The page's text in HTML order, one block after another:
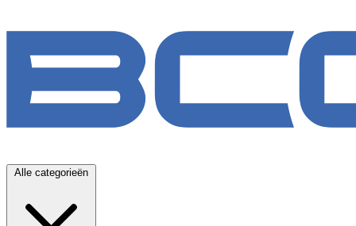
Alle categorieën